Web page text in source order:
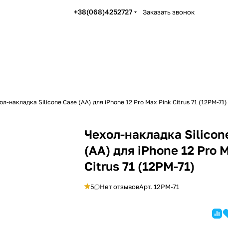
+38(068)4252727 Заказать звонок
накладка Silicone Case (AA) для iPhone 12 Pro Max Pink Citrus 71 (12PM-71)
Чехол-накладка
(AA) для iPhone 12 Pro
Citrus 71 (12PM-71)
5 Нет отзывовАрт.12PM-71